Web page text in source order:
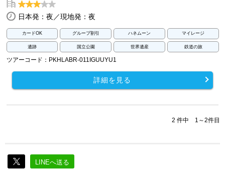
日本発：夜／現地発：夜
カードOK グループ割引 ハネムーン マイレージ
遺跡 国立公園 世界遺産 鉄道の旅
ツアーコード：PKHLABR-011IGUUYU1
詳細を見る
2 件中 1～2件目
LINEへ送る